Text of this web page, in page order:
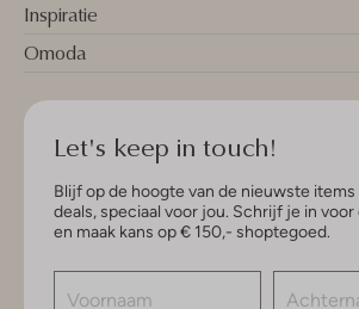
Inspiratie
Omoda
Let's keep in touch!
Blijf op de hoogte van de nieuwste
deals, speciaal voor jou. Schrijf je in
en maak kans op € 150,- shoptegoed.